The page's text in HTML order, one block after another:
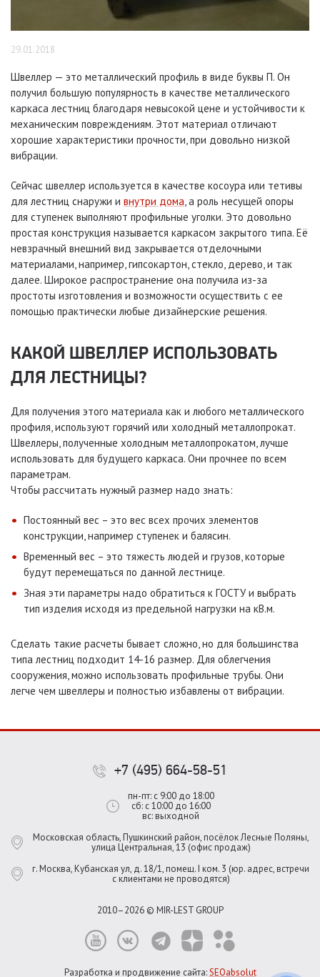
29.01.2018
Швеллер — это металлический профиль в виде буквы П. Он
получил большую популярность в качестве металлического
каркаса лестниц благодаря невысокой цене и устойчивости к
механическим повреждениям. Этот материал отличают
хорошие характеристики прочности, при довольно низкой
вибрации.
Сейчас швеллер используется в качестве косоура или тетивы
для лестниц снаружи и внутри дома , а роль несущей опоры
для ступенек выполняют профильные уголки. Это довольно
простая конструкция называется каркасом закрытого типа. Её
невзрачный внешний вид закрывается отделочными
материалами, например, гипсокартон, стекло, дерево, и так
далее. Широкое распространение она получила из-за
простоты изготовления и возможности осуществить с ее
помощью практически любые дизайнерские решения.
КАКОЙ ШВЕЛЛЕР ИСПОЛЬЗОВАТЬ
ДЛЯ ЛЕСТНИЦЫ?
Для получения этого материала как и любого металлического
профиля, используют горячий или холодный металлопрокат.
Швеллеры, полученные холодным металлопрокатом, лучше
использовать для будущего каркаса. Они прочнее по всем
параметрам.
Чтобы рассчитать нужный размер надо знать:
Постоянный вес – это вес всех прочих элементов
конструкции, например ступенек и балясин.
Временный вес – это тяжесть людей и грузов, которые
будут перемещаться по данной лестнице.
Зная эти параметры надо обратиться к ГОСТУ и выбрать
тип изделия исходя из предельной нагрузки на кВ.м.
Сделать такие расчеты бывает сложно, но для большинства
типа лестниц подходит 14-16 размер. Для облегчения
сооружения, можно использовать профильные трубы. Они
легче чем швеллеры и полностью избавлены от вибрации.
+7 (495) 664-58-51
пн-пт: с 9:00 до 18:00
сб: с 10:00 до 16:00
вс: выходной
Московская область, Пушкинский район, посёлок Лесные Поляны,
улица Центральная, 13 (офис продаж)
г. Москва, Кубанская ул, д. 18/1, помещ. I ком. 3 (юр. адрес, встречи
с клиентами не проводятся)
2010–2026 © MIR-LEST GROUP
Разработка и продвижение сайта:SEOabsolut